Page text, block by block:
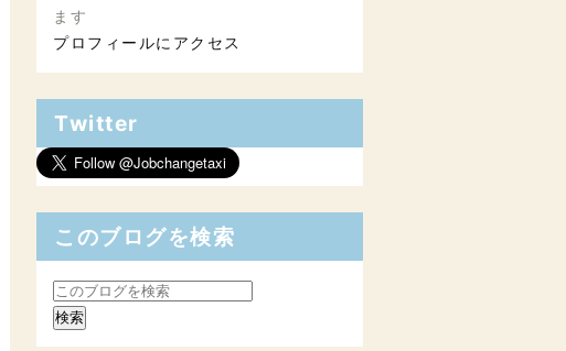
ます
プロフィールにアクセス
Twitter
このブログを検索